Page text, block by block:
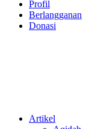
Profil
Berlangganan
Donasi
Artikel